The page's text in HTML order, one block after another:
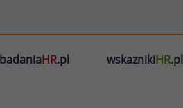
badaniaHR.pl wskaznikiHR.pl